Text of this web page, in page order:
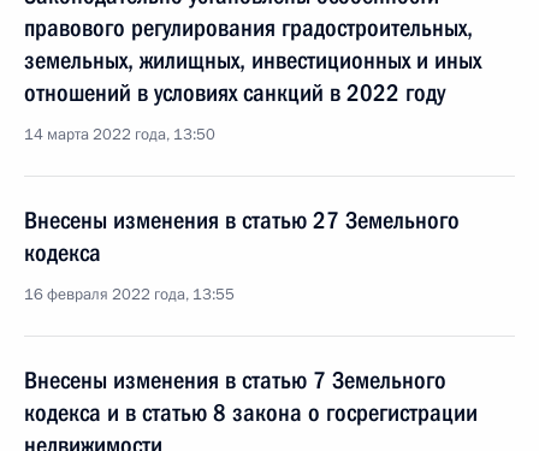
правового регулирования градостроительных,
земельных, жилищных, инвестиционных и иных
отношений в условиях санкций в 2022 году
14 марта 2022 года, 13:50
Внесены изменения в статью 27 Земельного
кодекса
16 февраля 2022 года, 13:55
Внесены изменения в статью 7 Земельного
кодекса и в статью 8 закона о госрегистрации
недвижимости